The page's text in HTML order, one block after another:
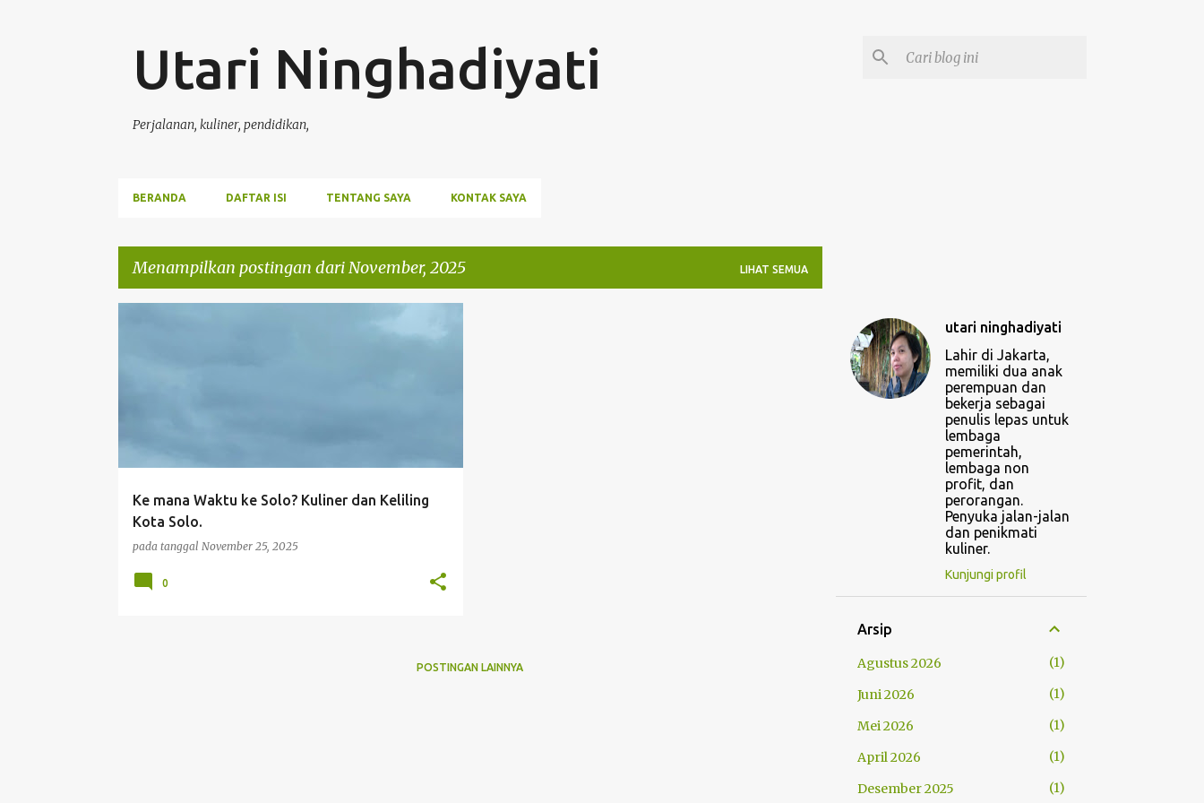
Utari Ninghadiyati
Perjalanan, kuliner, pendidikan,
BERANDA DAFTAR ISI TENTANG SAYA KONTAK SAYA
Menampilkan postingan dari November, 2025 LIHAT SEMUA
Ke mana Waktu ke Solo? Kuliner dan Keliling
Kota Solo.
pada tanggal November 25, 2025
0
POSTINGAN LAINNYA
utari ninghadiyati
Lahir di Jakarta,
memiliki dua anak
perempuan dan
bekerja sebagai
penulis lepas untuk
lembaga
pemerintah,
lembaga non
profit, dan
perorangan.
Penyuka jalan-jalan
dan penikmati
kuliner.
Kunjungi profil
Arsip
Agustus 2026
1
Juni 2026
1
Mei 2026
1
April 2026
1
Desember 2025
1